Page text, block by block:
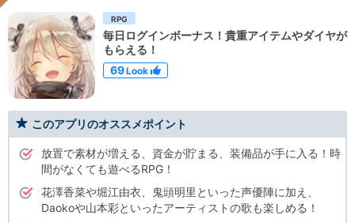
RPG
毎日ログインボーナス！貴重アイテムやダイヤが
もらえる！
69Look
このアプリのオススメポイント
放置で素材が増える、資金が貯まる、装備品が手に入る！時
間がなくても遊べるRPG！
花澤香菜や堀江由衣、鬼頭明里といった声優陣に加え、
Daokoや山本彩といったアーティストの歌も楽しめる！